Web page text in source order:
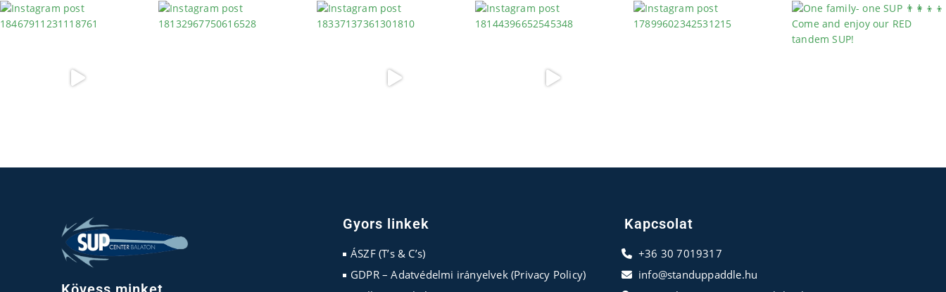
Gyors linkek
ÁSZF (T’s & C’s)
GDPR – Adatvédelmi irányelvek (Privacy Policy)
Kapcsolat
+36 30 7019317
info@standuppaddle.hu